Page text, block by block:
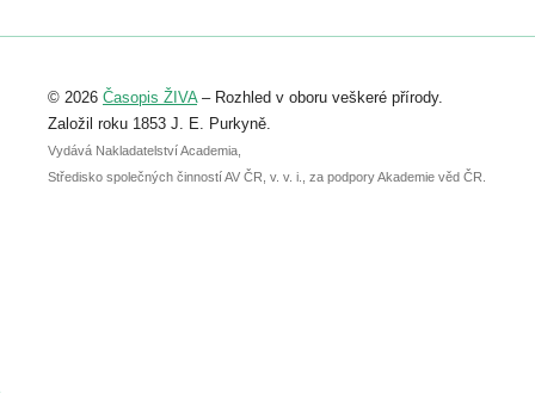
Registrovat se můžete do 6. září.
abstraktu přihlášené přednášky nebo
posteru je už 30. června.
© 2026 Časopis ŽIVA– Rozhled v oboru veškeré přírody.
Založil roku 1853 J. E. Purkyně.
Vydává Nakladatelství Academia,
Středisko společných činností AV ČR, v. v. i., za podpory Akademie věd ČR.